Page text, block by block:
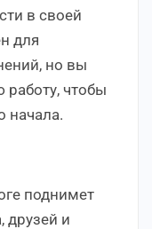
в своей
для
но вы
чтобы
начала.
поднимет
друзей и